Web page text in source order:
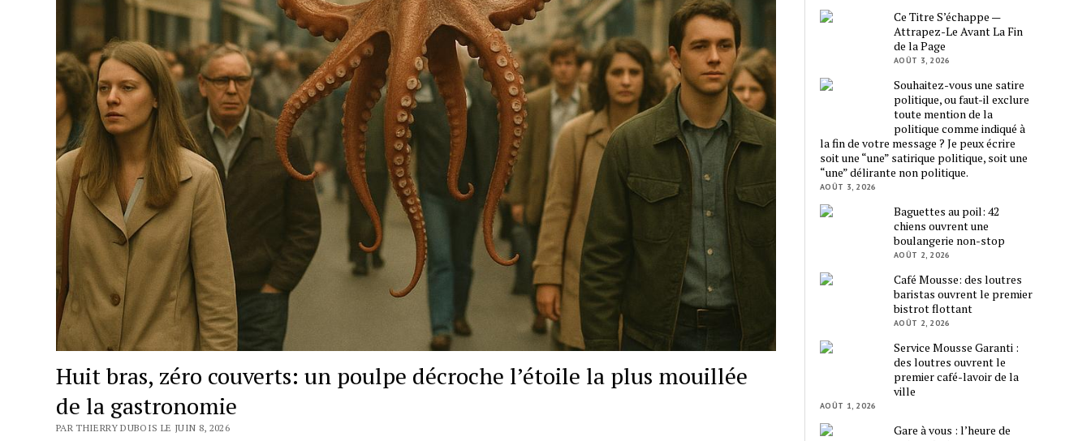
Huit bras, zéro couverts: un poulpe décroche l’étoile la plus mouillée
de la gastronomie
PAR THIERRY DUBOIS LE JUIN 8, 2026
Ce Titre S’échappe —
Attrapez-Le Avant La Fin
de la Page
AOÛT 3, 2026
Souhaitez-vous une satire
politique, ou faut-il exclure
toute mention de la
politique comme indiqué à
la fin de votre message ? Je peux écrire
soit une “une” satirique politique, soit une
“une” délirante non politique.
AOÛT 3, 2026
Baguettes au poil: 42
chiens ouvrent une
boulangerie non-stop
AOÛT 2, 2026
Café Mousse: des loutres
baristas ouvrent le premier
bistrot flottant
AOÛT 2, 2026
Service Mousse Garanti :
des loutres ouvrent le
premier café-lavoir de la
ville
AOÛT 1, 2026
Gare à vous : l’heure de